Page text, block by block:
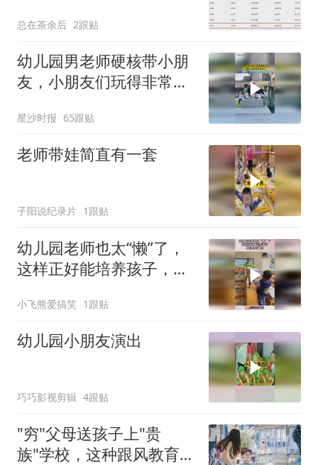
总在茶余后 2跟贴
幼儿园男老师硬核带小朋
友，小朋友们玩得非常开
哪找
星沙时报 65跟贴
老师带娃简直有一套
子阳说纪录片 1跟贴
幼儿园老师也太“懒”了，
这样正好能培养孩子，独
小飞熊爱搞笑 1跟贴
幼儿园小朋友演出
巧巧影视剪辑 4跟贴
"穷"父母送孩子上"贵
族"学校，这种跟风教育，